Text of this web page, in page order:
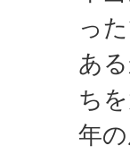
っ
あ
ち
年